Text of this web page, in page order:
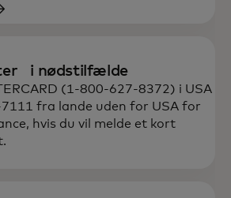
i nødstilfælde
(1-800-627-8372) i USA
fra lande uden for USA for
hvis du vil melde et kort